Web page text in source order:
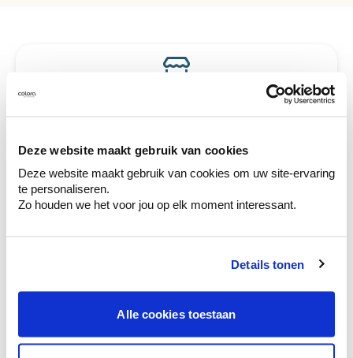
Deze website maakt gebruik van cookies
Deze website maakt gebruik van cookies om uw site-ervaring
te personaliseren.
Zo houden we het voor jou op elk moment interessant.
Details tonen
Alle cookies toestaan
Bekijk er de bijhorende tinten om je kleur
te verfijnen.
Krijg persoonlijk advies om kleuren te
combineren.
Ga samen met de kleuradviseur door je
ruimtes.